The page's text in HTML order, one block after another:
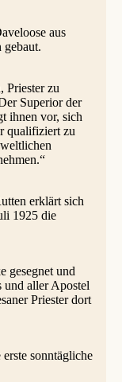
aus
gebaut.
Priester zu
Superior der
ihnen vor, sich
qualifiziert zu
erklärt sich
1925 die
gesegnet und
und aller Apostel
Priester dort
sonntägliche